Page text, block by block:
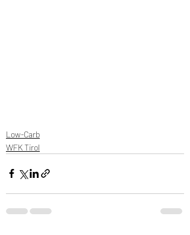
Low-Carb
WFK Tirol